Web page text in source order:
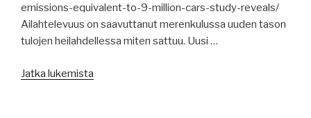
vaatii
2
´200
emissions-equivalent-to-9-million-cars-study-reveals/
Ailahtelevuus on saavuttanut merenkulussa uuden tason
tulojen heilahdellessa miten sattuu. Uusi …
Jatka lukemista